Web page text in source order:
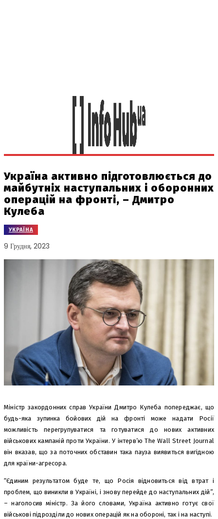
Україна активно підготовлюється до
майбутніх наступальних і оборонних
операцій на фронті, – Дмитро
Кулеба
УКРАЇНА
9 Грудня, 2023
Міністр закордонних справ України Дмитро Кулеба попереджає, що
будь-яка зупинка бойових дій на фронті може надати Росії
можливість перегрупуватися та готуватися до нових активних
військових кампаній проти України. У інтерв’ю The Wall Street Journal
він вказав, що за поточних обставин така пауза виявиться вигідною
для країни-агресора.
“Єдиним результатом буде те, що Росія відновиться від втрат і
проблем, що виникли в Україні, і знову перейде до наступальних дій”,
– наголосив міністр. За його словами, Україна активно готує свої
військові підрозділи до нових операцій як на обороні, так і на наступі.